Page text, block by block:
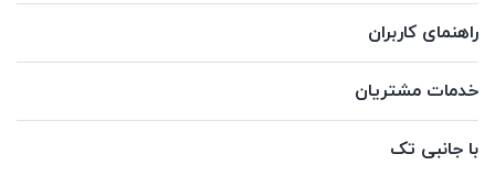
راهنمای کاربران
خدمات مشتریان
با جانبی تک